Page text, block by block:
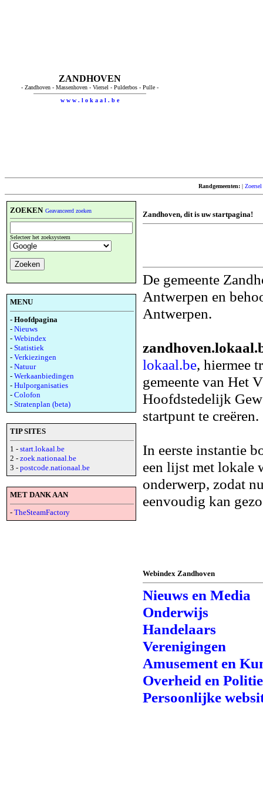
ZANDHOVEN
- Zandhoven - Massenhoven - Viersel - Pulderbos - Pulle -
w w w . l o k a a l . b e
Randgemeenten: |Zoersel
ZOEKEN Geavanceerd zoeken
Selecteer het zoeksysteem
MENU
- Hoofdpagina
- Nieuws
- Webindex
- Statistiek
- Verkiezingen
- Natuur
- Werkaanbiedingen
- Hulporganisaties
- Colofon
- Stratenplan (beta)
TIP SITES
1 - start.lokaal.be
2 - zoek.nationaal.be
3 - postcode.nationaal.be
MET DANK AAN
- TheSteamFactory
Zandhoven, dit is uw startpagina!
De gemeente
Antwerpen en
Antwerpen.
lokaal.be, hiermee
gemeente van Het
Hoofdstedelijk
startpunt te creëren.
In eerste instantie
een lijst met lokale
onderwerp, zodat
eenvoudig kan
Webindex Zandhoven
Nieuws en Media
Onderwijs
Handelaars
Verenigingen
Amusement en
Overheid en
Persoonlijke